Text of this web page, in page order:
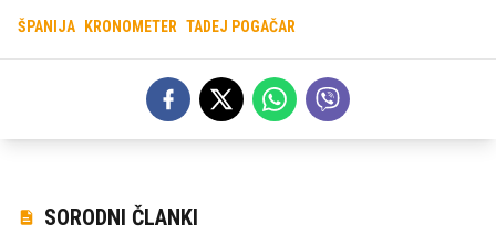
ŠPANIJA KRONOMETER TADEJ POGAČAR
SORODNI ČLANKI